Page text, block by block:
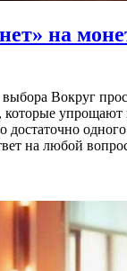
на
Вокруг
которые упрощают
достаточно
на любой